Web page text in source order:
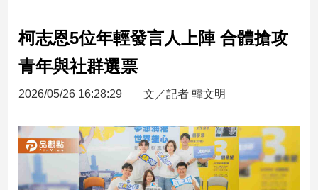
台
財
新
產
經/
市
柯志恩5位年輕發言人上陣 合體搶攻
青年與社群選票
2026/05/26 16:28:29 文／記者 韓文明